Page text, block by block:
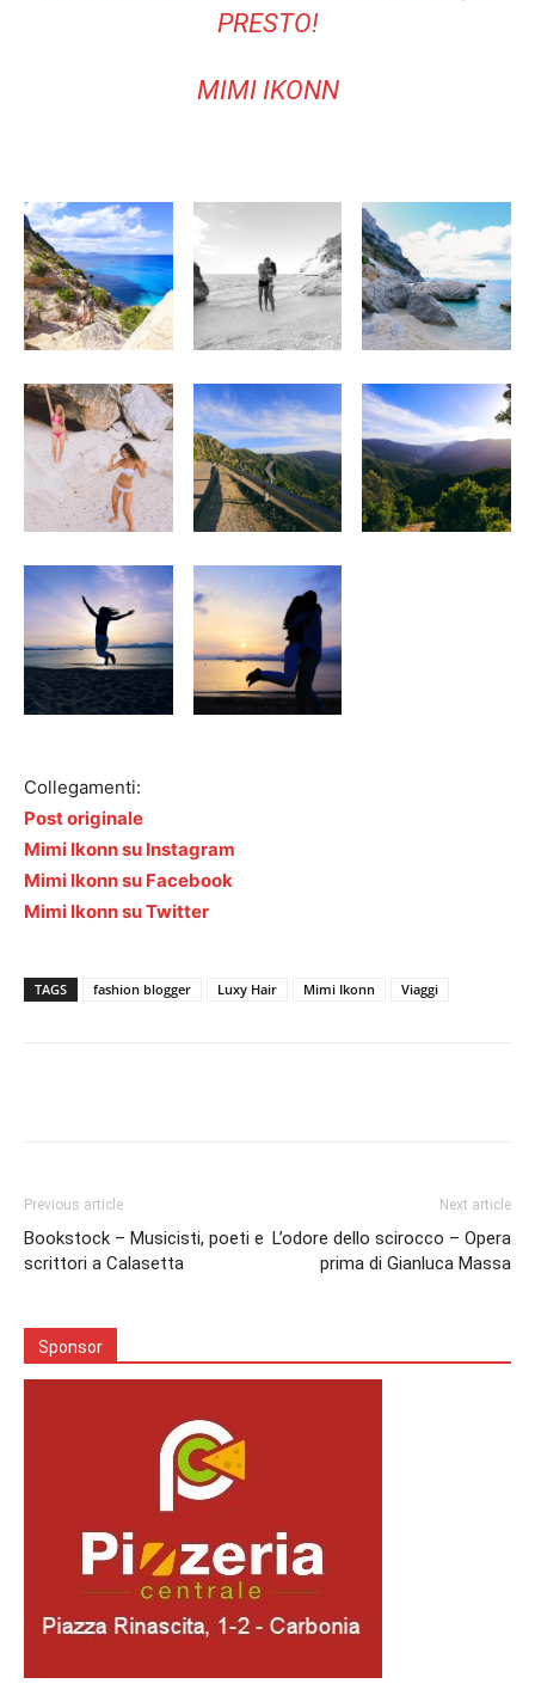
PRESTO!
MIMI IKONN
Collegamenti:
Post originale
Mimi Ikonn su Instagram
Mimi Ikonn su Facebook
Mimi Ikonn su Twitter
TAGS fashion blogger Luxy Hair Mimi Ikonn Viaggi
Previous article
Bookstock – Musicisti, poeti e
scrittori a Calasetta
Next article
L’odore dello scirocco – Opera
prima di Gianluca Massa
Sponsor